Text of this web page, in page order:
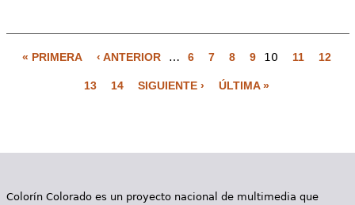
i
« PRIMERA ‹ ANTERIOR … 6 7 8 9 10 11 12
13 14 SIGUIENTE › ÚLTIMA »
Colorín Colorado es un proyecto nacional de multimedia que